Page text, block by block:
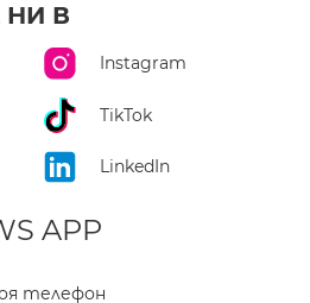
НИ В
Instagram
TikTok
LinkedIn
APP
телефон